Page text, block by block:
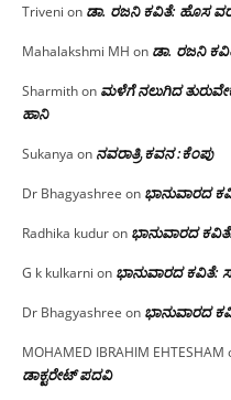
Triveni on ಡಾ. ರಜನಿ ಕವಿತೆ: ಹೊಸ
Mahalakshmi MH on ಡಾ. ರಜನಿ
Sharmithon ಮಳೆಗೆ ನಲುಗಿದ
ಹಾನಿ
Sukanya on ನವರಾತ್ರಿ ಕವನ :ಕೆಂಪು
Dr Bhagyashree on ಭಾನುವಾರದ
Radhika kuduron ಭಾನುವಾರದ
G k kulkarni on ಭಾನುವಾರದ ಕವಿತೆ:
Dr Bhagyashree on ಭಾನುವಾರದ
MOHAMED IBRAHIM EHTESHAM
ಡಾಕ್ಟರೇಟ್ ಪದವಿ